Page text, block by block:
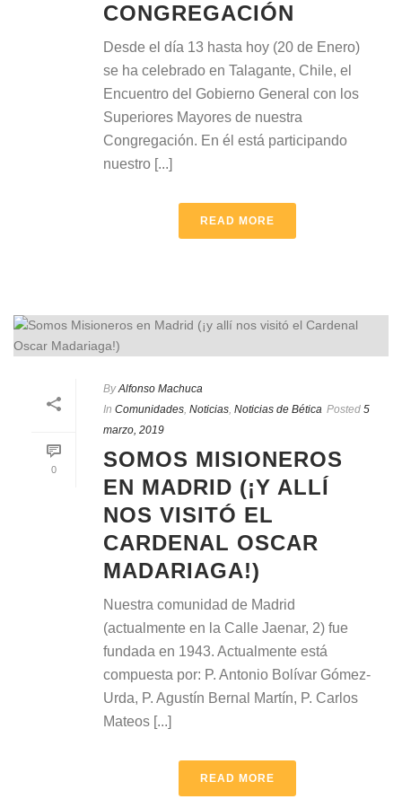
CONGREGACIÓN
Desde el día 13 hasta hoy (20 de Enero)
se ha celebrado en Talagante, Chile, el
Encuentro del Gobierno General con los
Superiores Mayores de nuestra
Congregación. En él está participando
nuestro [...]
READ MORE
0
By Alfonso Machuca
In Comunidades, Noticias, Noticias de Bética Posted 5
marzo, 2019
SOMOS MISIONEROS
EN MADRID (¡Y ALLÍ
NOS VISITÓ EL
CARDENAL OSCAR
MADARIAGA!)
Nuestra comunidad de Madrid
(actualmente en la Calle Jaenar, 2) fue
fundada en 1943. Actualmente está
compuesta por: P. Antonio Bolívar Gómez-
Urda, P. Agustín Bernal Martín, P. Carlos
Mateos [...]
READ MORE